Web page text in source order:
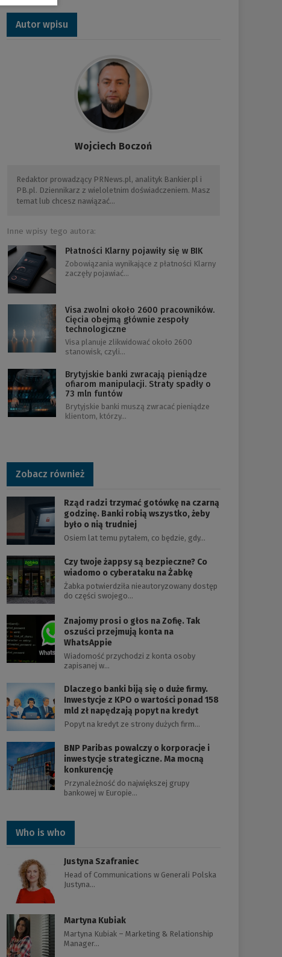
Autor wpisu
Wojciech Boczoń
Redaktor prowadzący PRNews.pl, analityk Bankier.pl i
PB.pl. Dziennikarz z wieloletnim doświadczeniem. Masz
temat lub chcesz nawiązać…
Inne wpisy tego autora:
Płatności Klarny pojawiły się w BIK
Zobowiązania wynikające z płatności Klarny
zaczęły pojawiać…
Visa zwolni około 2600 pracowników.
Cięcia obejmą głównie zespoły
technologiczne
Visa planuje zlikwidować około 2600
stanowisk, czyli…
Brytyjskie banki zwracają pieniądze
ofiarom manipulacji. Straty spadły o
73 mln funtów
Brytyjskie banki muszą zwracać pieniądze
klientom, którzy…
Zobacz również
Rząd radzi trzymać gotówkę na czarną
godzinę. Banki robią wszystko, żeby
było o nią trudniej
Osiem lat temu pytałem, co będzie, gdy…
Czy twoje żappsy są bezpieczne? Co
wiadomo o cyberataku na Żabkę
Żabka potwierdziła nieautoryzowany dostęp
do części swojego…
Znajomy prosi o głos na Zofię. Tak
oszuści przejmują konta na
WhatsAppie
Wiadomość przychodzi z konta osoby
zapisanej w…
Dlaczego banki biją się o duże firmy.
Inwestycje z KPO o wartości ponad 158
mld zł napędzają popyt na kredyt
Popyt na kredyt ze strony dużych firm…
BNP Paribas powalczy o korporacje i
inwestycje strategiczne. Ma mocną
konkurencję
Przynależność do największej grupy
bankowej w Europie…
Who is who
Justyna Szafraniec
Head of Communications w Generali Polska
Justyna…
Martyna Kubiak
Martyna Kubiak – Marketing & Relationship
Manager…